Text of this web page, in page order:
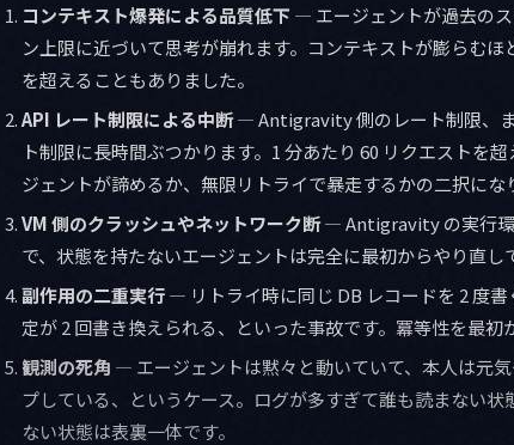
コンテキスト爆発による品質低下 — エージェントが過去の
ン上限に近づいて思考が崩れます。コンテキストが膨らむ
を超えることもありました。
API レート制限による中断— Antigravity 側のレート制限、
ト制限に長時間ぶつかります。1 分あたり 60 リクエストを
ジェントが諦めるか、無限リトライで暴走するかの二択にな
VM 側のクラッシュやネットワーク断— Antigravity の実行環
で、状態を持たないエージェントは完全に最初からやり直し
副作用の二重実行— リトライ時に同じ DB レコードを 2 度
定が 2 回書き換えられる、といった事故です。冪等性を最初
観測の死角 — エージェントは黙々と動いていて、本人は元
プしている、というケース。ログが多すぎて誰も読まない
ない状態は表裏一体です。